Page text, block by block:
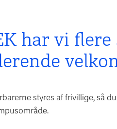
har vi
styres af frivillige, så